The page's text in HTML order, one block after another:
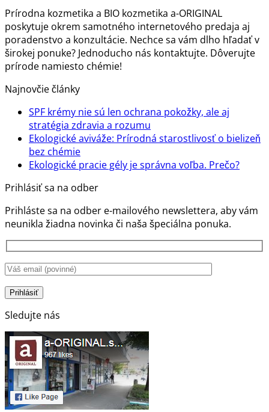
Prírodna kozmetika a BIO kozmetika a-ORIGINAL
poskytuje okrem samotného internetového predaja aj
poradenstvo a konzultácie. Nechce sa vám dlho hľadať v
širokej ponuke? Jednoducho nás kontaktujte. Dôverujte
prírode namiesto chémie!
Najnovčie články
SPF krémy nie sú len ochrana pokožky, ale aj
stratégia zdravia a rozumu
komentáre
SPF
len
ochrana
pokožky,
ale
Ekologické aviváže: Prírodná starostlivosť o bielizeň
bez chémieŽiadne
komentáre
Ekologické
aviváže:
Prírodná
starostlivosť
o
bielizeň
Ekologické pracie gély je správna voľba. Prečo?
pracie
je
Prihlásiť sa na odber
Prihláste sa na odber e-mailového newslettera, aby vám
neunikla žiadna novinka či naša špeciálna ponuka.
Sledujte nás